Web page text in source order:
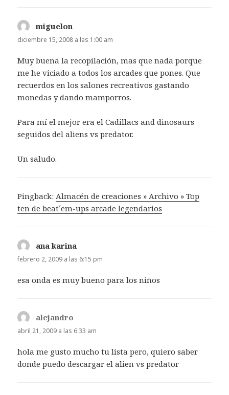
miguelon
diciembre 15, 2008 a las 1:00 am
Muy buena la recopilación, mas que nada porque
me he viciado a todos los arcades que pones. Que
recuerdos en los salones recreativos gastando
monedas y dando mamporros.
Para mí el mejor era el Cadillacs and dinosaurs
seguidos del aliens vs predator.
Un saludo.
Pingback: Almacén de creaciones » Archivo » Top
ten de beat´em-ups arcade legendarios
ana karina
febrero 2, 2009 a las 6:15 pm
esa onda es muy bueno para los niños
alejandro
abril 21, 2009 a las 6:33 am
hola me gusto mucho tu lista pero, quiero saber
donde puedo descargar el alien vs predator